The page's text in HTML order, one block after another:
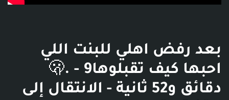
بعد رفض اهلي للبنت اللي
احبها كيف تقبلوها🫢. - 9
دقائق و52 ثانية - الانتقال إلى